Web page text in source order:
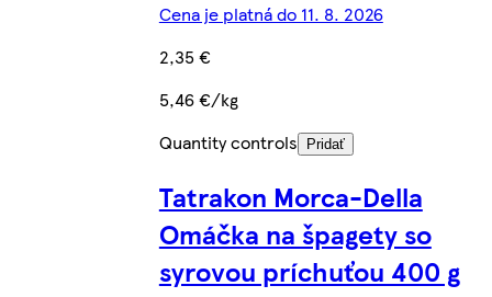
Cena je platná do 11. 8. 2026
2,35 €
5,46 €/kg
Quantity controls
Pridať
Tatrakon Morca-Della
Omáčka na špagety so
syrovou príchuťou 400 g